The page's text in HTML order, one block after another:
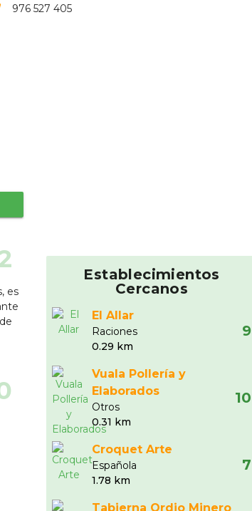
976 527 405
es
Establecimientos
Cercanos
El Allar
Raciones
0.29 km
9
Vuala Pollería y
Elaborados
Otros
0.31 km
10
Croquet Arte
Española
1.78 km
7
Tabierna Ordio Minero